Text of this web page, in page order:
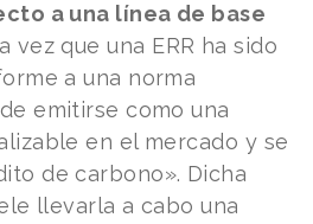
a una línea de base
vez que una ERR ha sido
a una norma
emitirse como una
en el mercado y se
de carbono». Dicha
llevarla a cabo una